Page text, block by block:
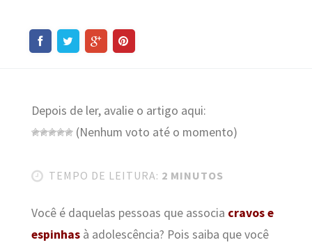
Depois de ler, avalie o artigo aqui:
(Nenhum voto até o momento)
TEMPO DE LEITURA: 2 MINUTOS
Você é daquelas pessoas que associa cravos e
espinhasà adolescência? Pois saiba que você